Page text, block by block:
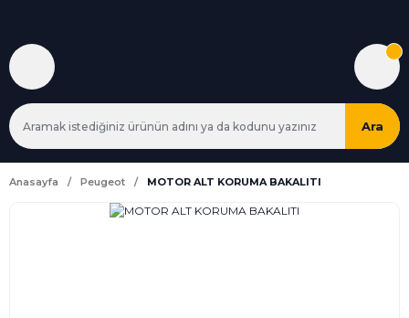
Ara
Anasayfa Peugeot MOTOR ALT KORUMA BAKALITI